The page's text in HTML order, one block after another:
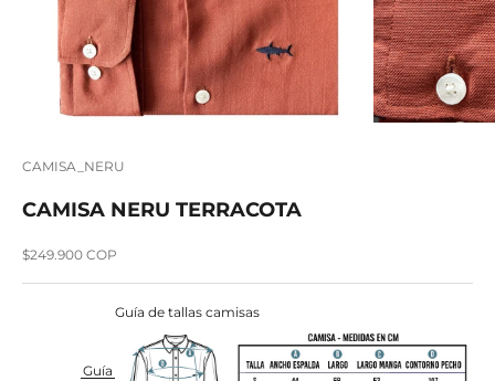
CAMISA_NERU
CAMISA NERU TERRACOTA
Precio de oferta
$249.900 COP
Guía
Guía de tallas camisas